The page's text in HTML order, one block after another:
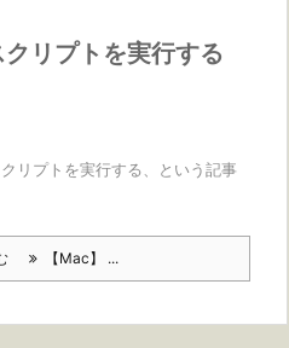
リプトを実行する
リプトを実行する、という記事
【Mac】 ...